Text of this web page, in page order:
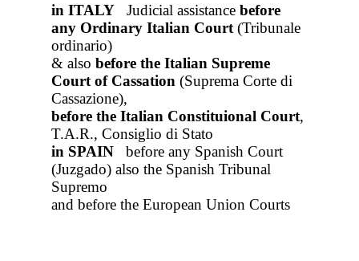
in ITALY Judicial assistance before
any Ordinary Italian Court (Tribunale
ordinario)
& also before the Italian Supreme
Court of Cassation (Suprema Corte di
Cassazione),
before the Italian Constituional Court,
T.A.R., Consiglio di Stato
in SPAIN before any Spanish Court
(Juzgado) also the Spanish Tribunal
Supremo
and before the European Union Courts